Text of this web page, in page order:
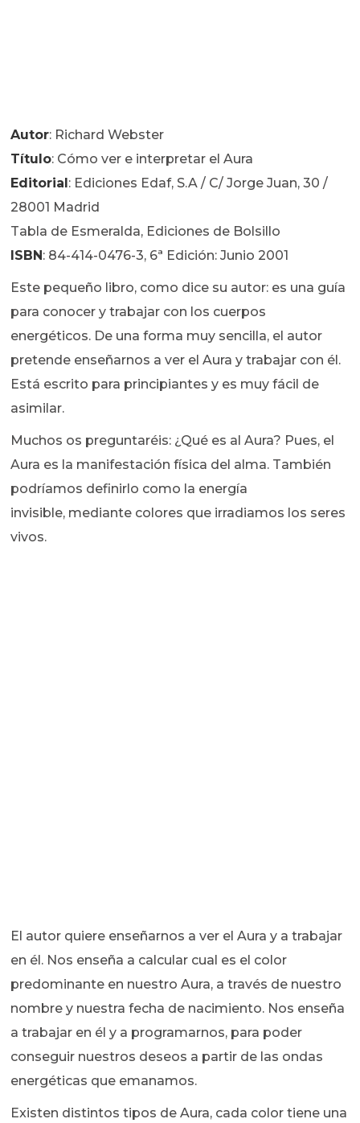
Autor: Richard Webster
Título: Cómo ver e interpretar el Aura
Editorial : Ediciones Edaf, S.A / C/ Jorge Juan, 30 /
28001 Madrid
Tabla de Esmeralda, Ediciones de Bolsillo
ISBN : 84-414-0476-3, 6ª Edición: Junio 2001
Este pequeño libro, como dice su autor: es una guía
para conocer y trabajar con los cuerpos
energéticos. De una forma muy sencilla, el autor
pretende enseñarnos a ver el Aura y trabajar con él.
Está escrito para principiantes y es muy fácil de
asimilar.
Muchos os preguntaréis: ¿Qué es al Aura? Pues, el
Aura es la manifestación física del alma. También
podríamos definirlo como la energía
invisible, mediante colores que irradiamos los seres
vivos.
El autor quiere enseñarnos a ver el Aura y a trabajar
en él. Nos enseña a calcular cual es el color
predominante en nuestro Aura, a través de nuestro
nombre y nuestra fecha de nacimiento. Nos enseña
a trabajar en él y a programarnos, para poder
conseguir nuestros deseos a partir de las ondas
energéticas que emanamos.
Existen distintos tipos de Aura, cada color tiene una